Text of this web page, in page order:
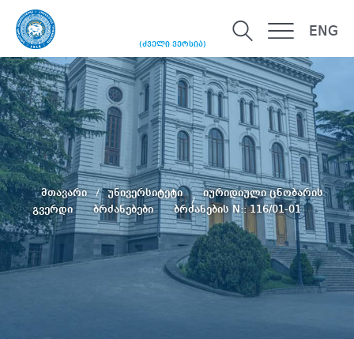
(ძველი ვერსია)
ENG
მთავარი უნივერსიტეტი
იურიდიული ცნობარის
გვერდი
ბრძანებები ბრძანების N:: 116/01-01